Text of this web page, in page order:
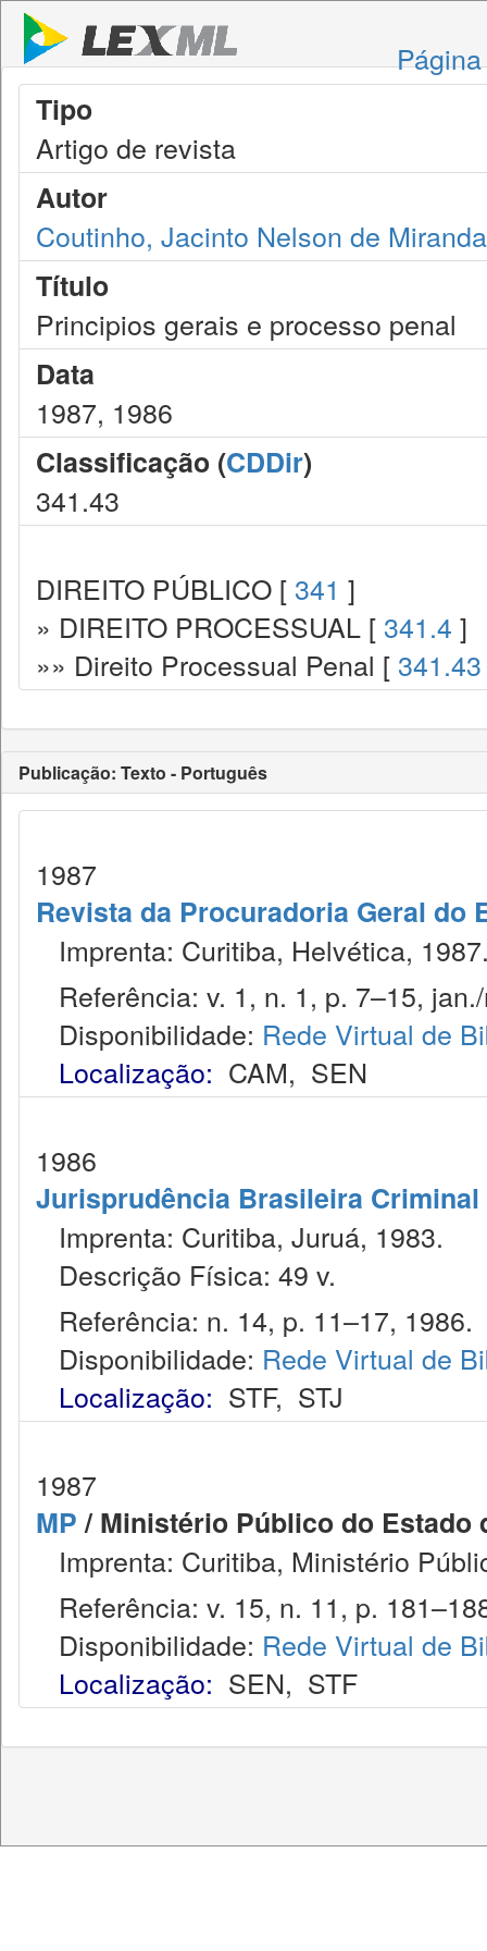
Tipo
Artigo de revista
Autor
Coutinho, Jacinto Nelson de
Título
Principios gerais e processo penal
Data
1987, 1986
Classificação (CDDir)
341.43
DIREITO PÚBLICO [ 341 ]
» DIREITO PROCESSUAL [ 341.4 ]
»» Direito Processual Penal [ 341.43
Publicação: Texto - Português
1987
Revista da Procuradoria Geral do
Imprenta: Curitiba, Helvética,
Referência: v. 1, n. 1, p. 7–15,
Disponibilidade: Rede Virtual de
Localização: CAM, SEN
1986
Jurisprudência Brasileira Criminal
Imprenta: Curitiba, Juruá, 1983.
Descrição Física: 49 v.
Referência: n. 14, p. 11–17, 1986.
Disponibilidade: Rede Virtual de
Localização: STF, STJ
1987
MP/ Ministério Público do Estado
Imprenta: Curitiba, Ministério
Referência: v. 15, n. 11, p.
Disponibilidade: Rede Virtual de
Localização: SEN, STF